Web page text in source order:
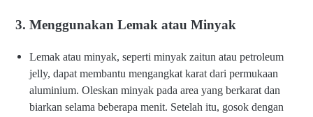
3. Menggunakan Lemak atau Minyak
Lemak atau minyak, seperti minyak zaitun atau petroleum
jelly, dapat membantu mengangkat karat dari permukaan
aluminium. Oleskan minyak pada area yang berkarat dan
biarkan selama beberapa menit. Setelah itu, gosok dengan